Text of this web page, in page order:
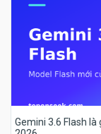
Gemini 3.6 Flash